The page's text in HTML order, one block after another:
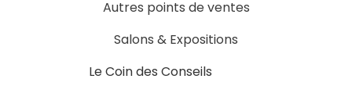
Autres points de ventes
Salons & Expositions
Le Coin des Conseils